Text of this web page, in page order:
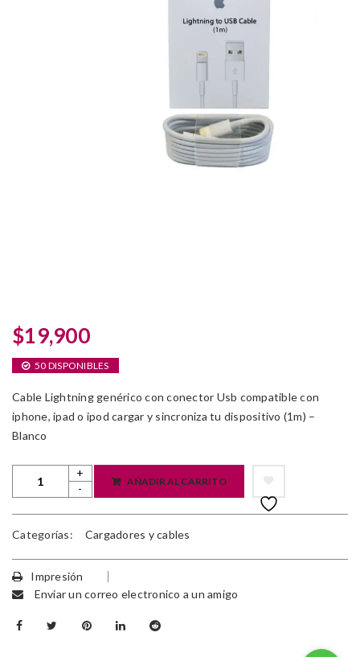
$19,900
50 DISPONIBLES
Cable Lightning genérico con conector Usb compatible con
iphone, ipad o ipod cargar y sincroniza tu dispositivo (1m) –
Blanco
AÑADIR AL CARRITO
Categorías: Cargadores y cables
Impresión
Enviar un correo electronico a un amigo